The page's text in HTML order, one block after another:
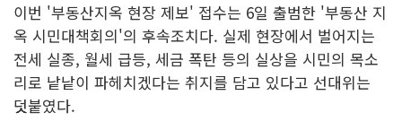
이번 '부동산지옥 현장 제보' 접수는 6일 출범한 '부동산 지
옥 시민대책회의'의 후속조치다. 실제 현장에서 벌어지는
전세 실종, 월세 급등, 세금 폭탄 등의 실상을 시민의 목소
리로 낱낱이 파헤치겠다는 취지를 담고 있다고 선대위는
덧붙였다.